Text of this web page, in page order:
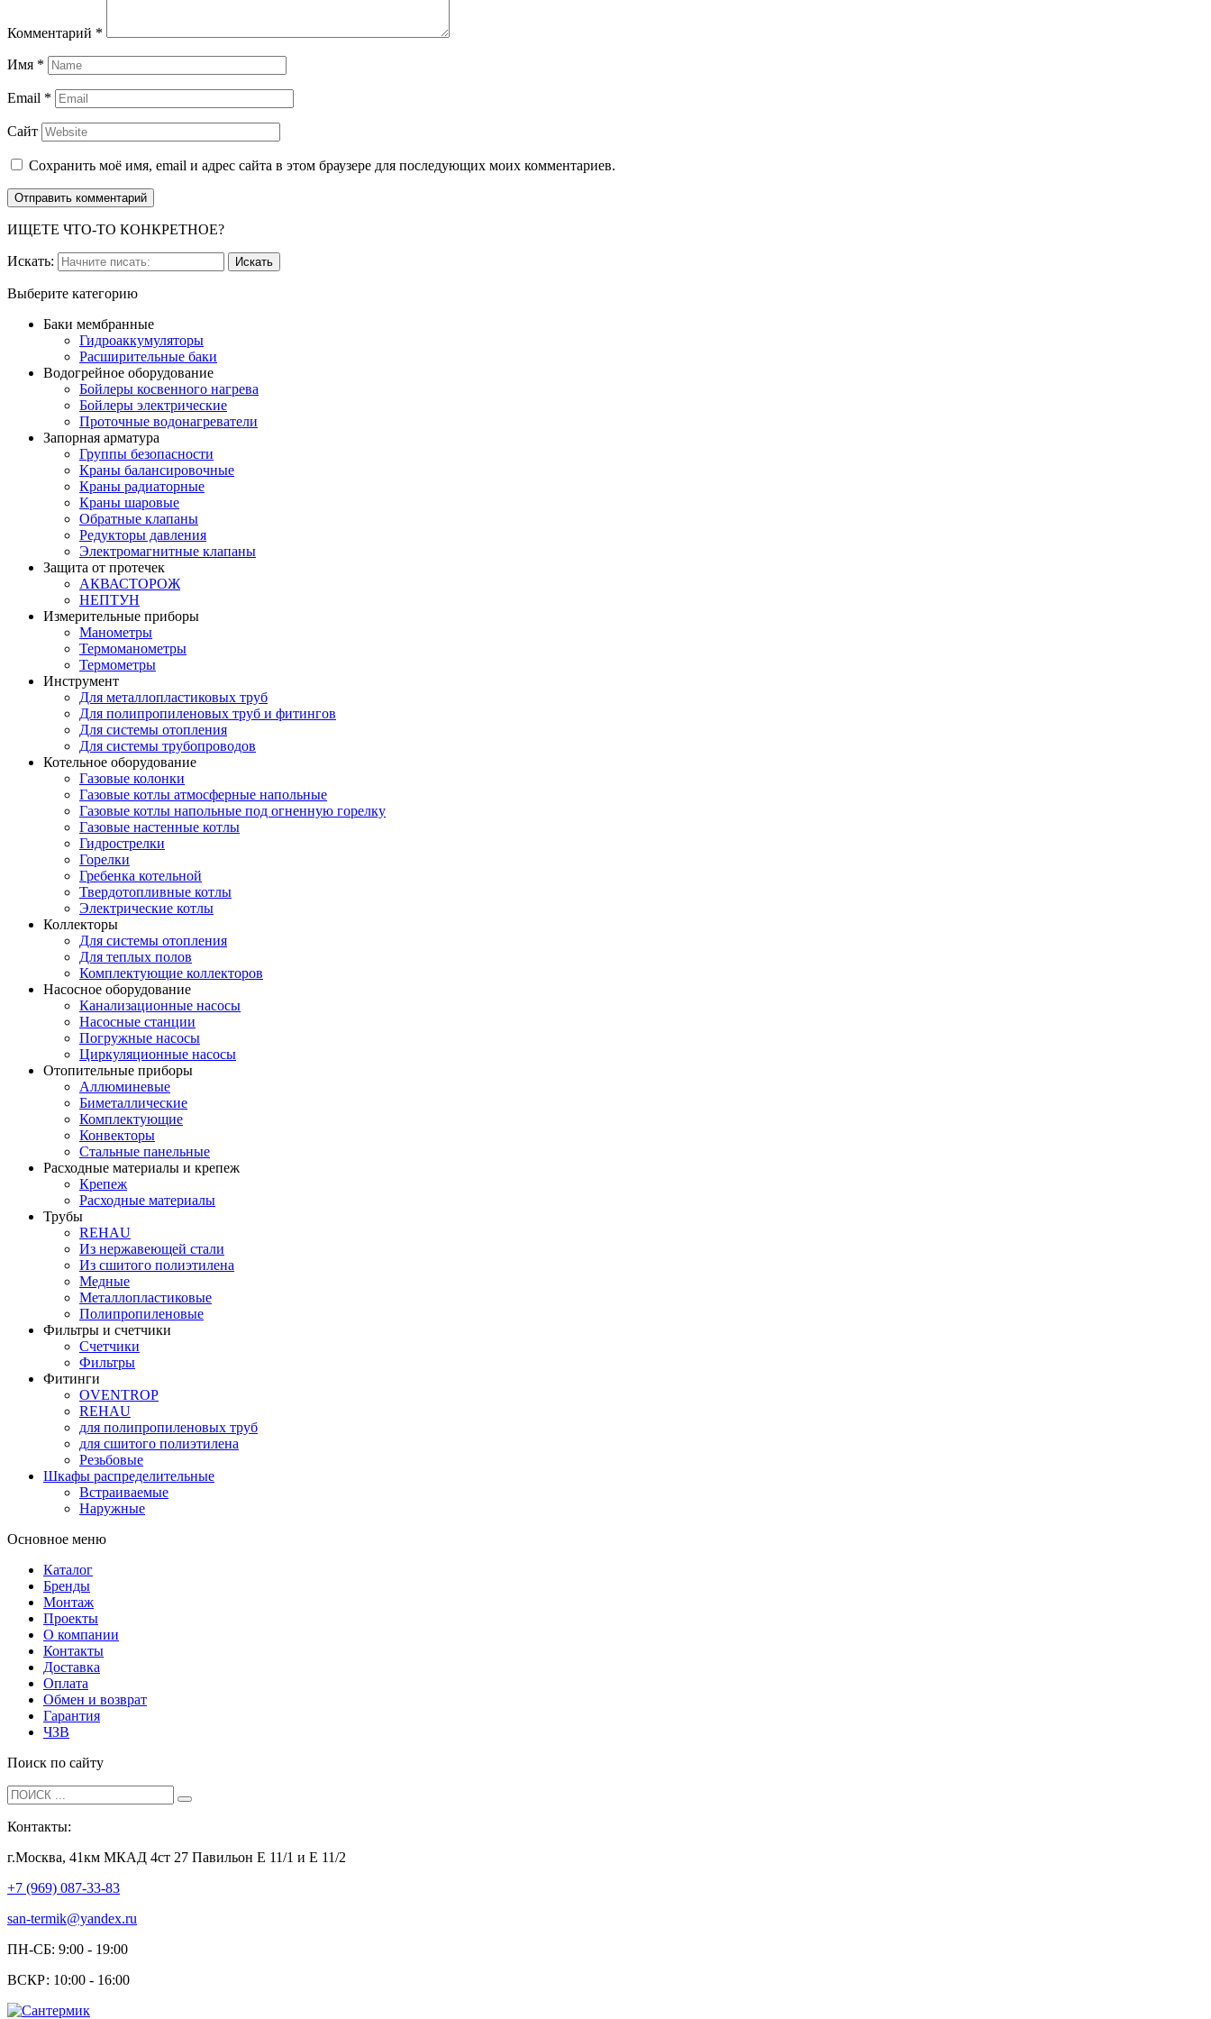
Комментарий *
Имя *
Email *
Сайт
Сохранить моё имя, email и адрес сайта в этом браузере для последующих моих комментариев.
ИЩЕТЕ ЧТО-ТО КОНКРЕТНОЕ?
Искать:
Выберите категорию
Баки мембранные
Гидроаккумуляторы
Расширительные баки
Водогрейное оборудование
Бойлеры косвенного нагрева
Бойлеры электрические
Проточные водонагреватели
Запорная арматура
Группы безопасности
Краны балансировочные
Краны радиаторные
Краны шаровые
Обратные клапаны
Редукторы давления
Электромагнитные клапаны
Защита от протечек
АКВАСТОРОЖ
НЕПТУН
Измерительные приборы
Манометры
Термоманометры
Термометры
Инструмент
Для металлопластиковых труб
Для полипропиленовых труб и фитингов
Для системы отопления
Для системы трубопроводов
Котельное оборудование
Газовые колонки
Газовые котлы атмосферные напольные
Газовые котлы напольные под огненную горелку
Газовые настенные котлы
Гидрострелки
Горелки
Гребенка котельной
Твердотопливные котлы
Электрические котлы
Коллекторы
Для системы отопления
Для теплых полов
Комплектующие коллекторов
Насосное оборудование
Канализационные насосы
Насосные станции
Погружные насосы
Циркуляционные насосы
Отопительные приборы
Аллюминевые
Биметаллические
Комплектующие
Конвекторы
Стальные панельные
Расходные материалы и крепеж
Крепеж
Расходные материалы
Трубы
REHAU
Из нержавеющей стали
Из сшитого полиэтилена
Медные
Металлопластиковые
Полипропиленовые
Фильтры и счетчики
Счетчики
Фильтры
Фитинги
OVENTROP
REHAU
для полипропиленовых труб
для сшитого полиэтилена
Резьбовые
Шкафы распределительные
Встраиваемые
Наружные
Основное меню
Каталог
Бренды
Монтаж
Проекты
О компании
Контакты
Доставка
Оплата
Обмен и возврат
Гарантия
ЧЗВ
Поиск по сайту
Контакты:
г.Москва, 41км МКАД 4ст 27 Павильон Е 11/1 и Е 11/2
+7 (969) 087-33-83
san-termik@yandex.ru
ПН-СБ: 9:00 - 19:00
ВСКР: 10:00 - 16:00